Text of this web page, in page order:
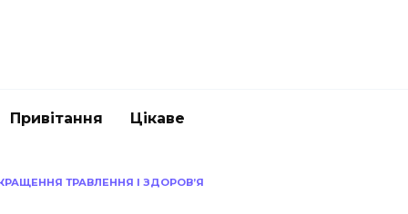
Привітання Цікаве
ТРАВЛЕННЯ І ЗДОРОВ’Я